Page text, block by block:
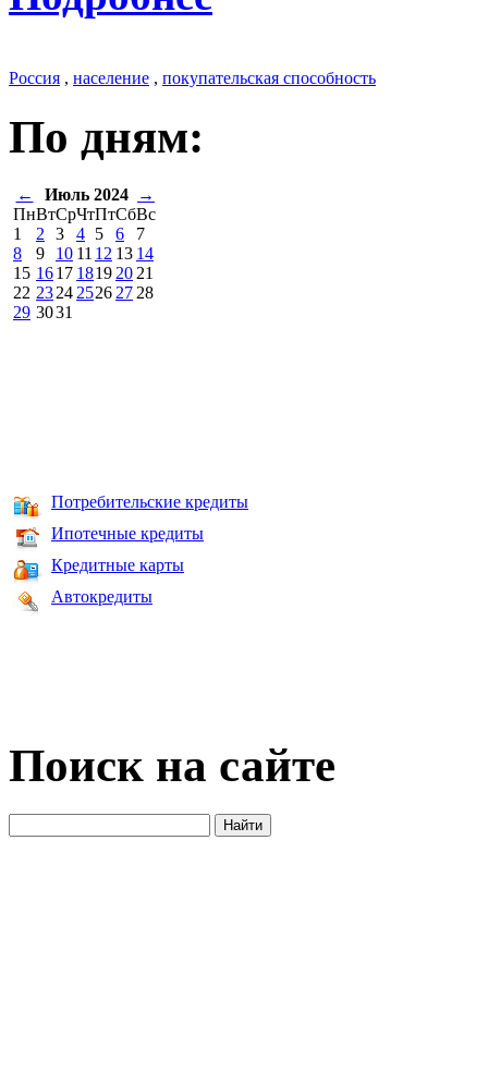
Россия , население , покупательская способность
По дням:
← Июль 2024
→
ПнВтСрЧтПтСбВс
1
2 3 4 5 6
7
8
9 10 11 12 13 14
15 1617 1819 20 21
22 2324 2526 27 28
29 3031
Потребительские кредиты
Ипотечные кредиты
Кредитные карты
Автокредиты
Поиск на сайте